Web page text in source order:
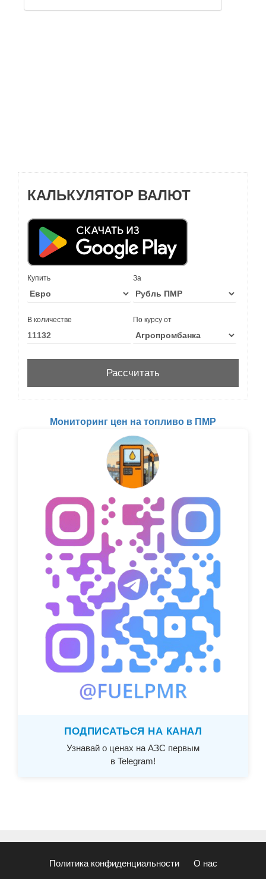
КАЛЬКУЛЯТОР ВАЛЮТ
Купить За
В количестве По курсу от
Мониторинг цен на топливо в ПМР
ПОДПИСАТЬСЯ НА КАНАЛ
Узнавай о ценах на АЗС первым
в Telegram!
Политика конфиденциальности О нас